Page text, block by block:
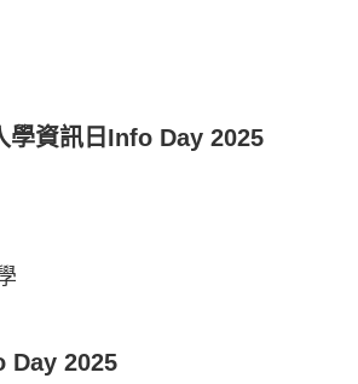
學資訊日Info Day 2025
Day 2025